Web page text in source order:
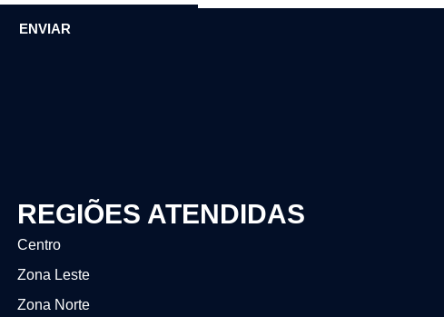
ENVIAR
REGIÕES ATENDIDAS
Centro
Zona Leste
Zona Norte